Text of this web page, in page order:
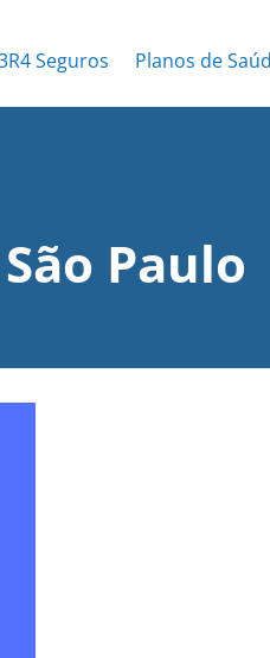
Seguros Planos de
Paulo